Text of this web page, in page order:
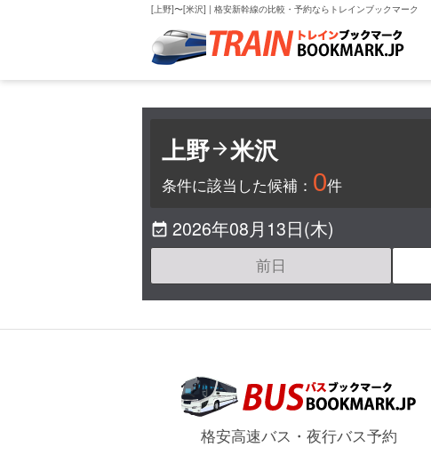
[上野]〜[米沢] | 格安新幹線の比較・予約ならトレインブックマーク
上野米沢
条件に該当した候補： 0件
 2026年08月13日(木)
前日
格安高速バス・夜行バス予約